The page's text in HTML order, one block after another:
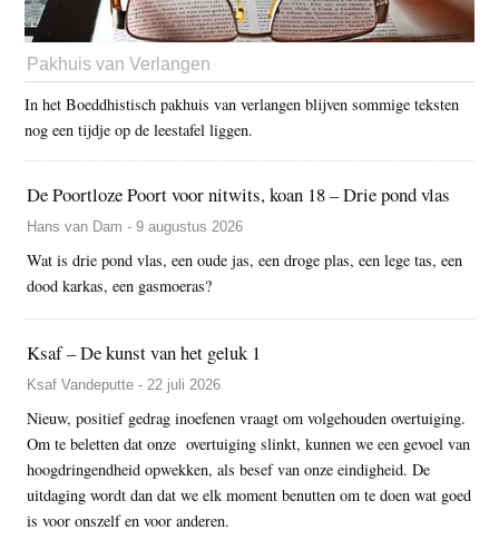
Pakhuis van Verlangen
In het Boeddhistisch pakhuis van verlangen blijven sommige teksten
nog een tijdje op de leestafel liggen.
De Poortloze Poort voor nitwits, koan 18 – Drie pond vlas
Hans van Dam - 9 augustus 2026
Wat is drie pond vlas, een oude jas, een droge plas, een lege tas, een
dood karkas, een gasmoeras?
Ksaf – De kunst van het geluk 1
Ksaf Vandeputte - 22 juli 2026
Nieuw, positief gedrag inoefenen vraagt om volgehouden overtuiging.
Om te beletten dat onze overtuiging slinkt, kunnen we een gevoel van
hoogdringendheid opwekken, als besef van onze eindigheid. De
uitdaging wordt dan dat we elk moment benutten om te doen wat goed
is voor onszelf en voor anderen.